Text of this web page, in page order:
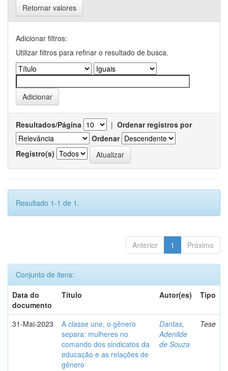
Retornar valores
Adicionar filtros:
Utilizar filtros para refinar o resultado de busca.
Resultados/Página | Ordenar registros por
Ordenar
Registro(s)
Resultado 1-1 de 1.
Anterior 1 Próximo
Conjunto de itens:
Data do
documento
Título Autor(es) Tipo
31-Mai-2023
A classe une, o gênero
separa: mulheres no
comando dos sindicatos da
educação e as relações de
gênero
Dantas,
Adenilde
de Souza
Tese